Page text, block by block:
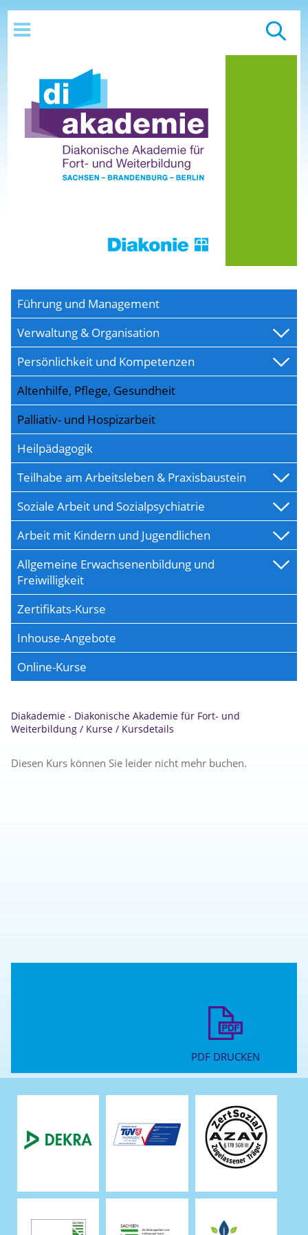
Führung und Management
Verwaltung & Organisation
Persönlichkeit und Kompetenzen
Altenhilfe, Pflege, Gesundheit
Palliativ- und Hospizarbeit
Heilpädagogik
Teilhabe am Arbeitsleben & Praxisbaustein
Soziale Arbeit und Sozialpsychiatrie
Arbeit mit Kindern und Jugendlichen
Allgemeine Erwachsenenbildung und
Freiwilligkeit
Zertifikats-Kurse
Inhouse-Angebote
Online-Kurse
Diakademie - Diakonische Akademie für Fort- und
Weiterbildung / Kurse / Kursdetails
Diesen Kurs können Sie leider nicht mehr buchen.
PDF DRUCKEN